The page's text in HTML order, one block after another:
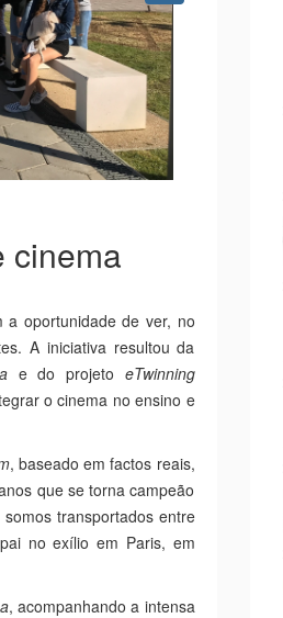
cinema
a oportunidade de ver, no
A iniciativa resultou da
e do projeto eTwinning
o cinema no ensino e
, baseado em factos reais,
que se torna campeão
transportados entre
no exílio em Paris, em
, acompanhando a intensa